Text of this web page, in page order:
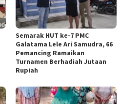
Semarak HUT ke-7 PMC
Galatama Lele Ari Samudra, 66
Pemancing Ramaikan
Turnamen Berhadiah Jutaan
Rupiah